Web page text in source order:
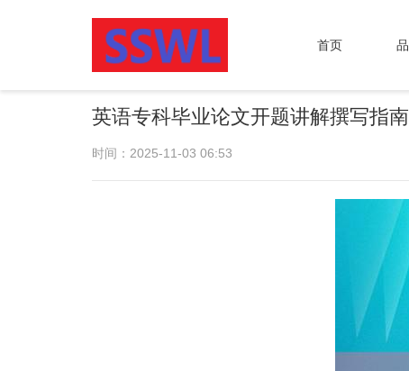
首页
英语专科毕业论文开题讲解撰写指南
时间：2025-11-03 06:53